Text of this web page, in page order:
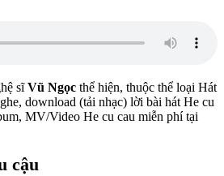
sĩVũ Ngọc thể hiện, thuộc thể loại Hát
download (tải nhạc) lời bài hát He cu
MV/Video He cu cau miễn phí tại
cậu